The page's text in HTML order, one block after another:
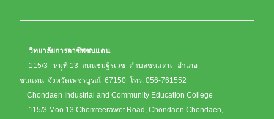
วิทยาลัยการอาชีพชนแดน
115/3 หมู่ที่ 13 ถนนชมฐีรเวช ตำบลชนแดน อำเภอ
ชนแดน จังหวัดเพชรบูรณ์ 67150 โทร. 056-761552
Chondaen Industrial and Community Education College
115/3 Moo 13 Chomteerawet Road, Chondaen Chondaen,